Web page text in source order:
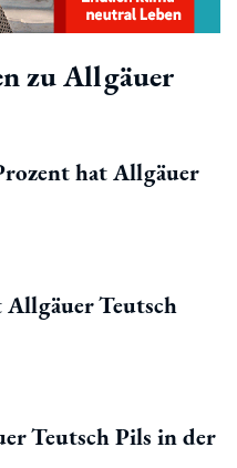
zu Allgäuer
hat Allgäuer
Allgäuer Teutsch
Teutsch Pils in der